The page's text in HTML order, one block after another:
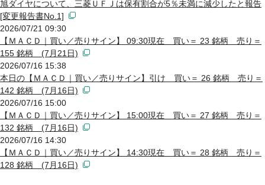
旭ダイヤについて、三菱ＵＦＪは保有割合が5％未満に減少したと報告
[変更報告書No.1]
2026/07/21 09:30
【ＭＡＣＤ｜買い／売りサイン】 09:30現在 買い＝ 23 銘柄 売り＝
155 銘柄 (7月21日)
2026/07/16 15:38
本日の【ＭＡＣＤ｜買い／売りサイン】引け 買い＝ 26 銘柄 売り＝
142 銘柄 (7月16日)
2026/07/16 15:00
【ＭＡＣＤ｜買い／売りサイン】 15:00現在 買い＝ 27 銘柄 売り＝
132 銘柄 (7月16日)
2026/07/16 14:30
【ＭＡＣＤ｜買い／売りサイン】 14:30現在 買い＝ 28 銘柄 売り＝
128 銘柄 (7月16日)